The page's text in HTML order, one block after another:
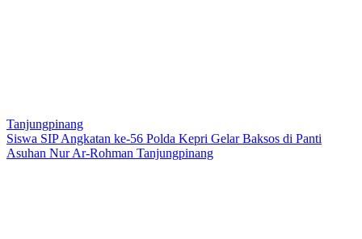
Tanjungpinang
Siswa SIP Angkatan ke-56 Polda Kepri Gelar Baksos di Panti
Asuhan Nur Ar-Rohman Tanjungpinang